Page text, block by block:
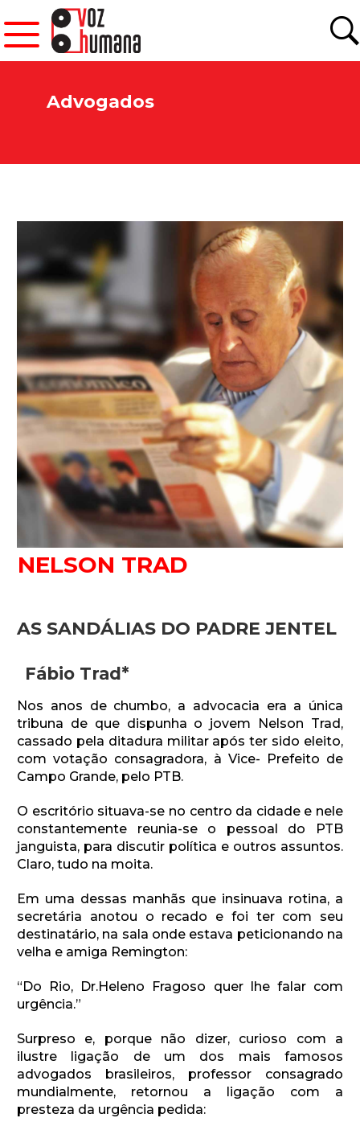
Advogados
NELSON TRAD
AS SANDÁLIAS DO PADRE JENTEL
Fábio Trad*
Nos anos de chumbo, a advocacia era a única
tribuna de que dispunha o jovem Nelson Trad,
cassado pela ditadura militar após ter sido eleito,
com votação consagradora, à Vice- Prefeito de
Campo Grande, pelo PTB.
O escritório situava-se no centro da cidade e nele
constantemente reunia-se o pessoal do PTB
janguista, para discutir política e outros assuntos.
Claro, tudo na moita.
Em uma dessas manhãs que insinuava rotina, a
secretária anotou o recado e foi ter com seu
destinatário, na sala onde estava peticionando na
velha e amiga Remington:
“Do Rio, Dr.Heleno Fragoso quer lhe falar com
urgência.”
Surpreso e, porque não dizer, curioso com a
ilustre ligação de um dos mais famosos
advogados brasileiros, professor consagrado
mundialmente, retornou a ligação com a
presteza da urgência pedida:
Newsletter.
Assine e receba os conteúdos no seu e-mail.
CADASTRAR
Desenvolvido por SendPulse